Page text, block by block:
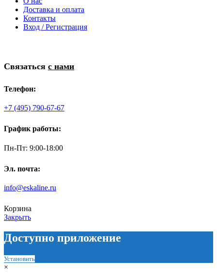
Доставка и оплата
Контакты
Вход / Регистрация
Связаться с нами
Телефон:
+7 (495) 790-67-67
График работы:
Пн-Пт: 9:00-18:00
Эл. почта:
info@eskaline.ru
Корзина
Закрыть
Доступно приложение
Установить
×